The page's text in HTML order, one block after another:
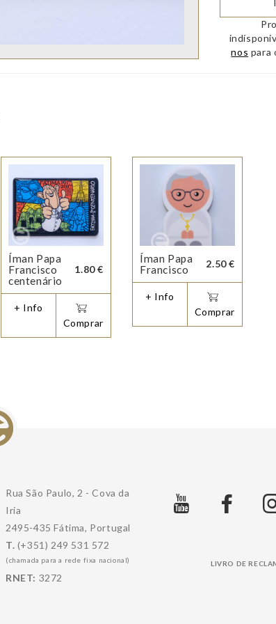
nos para
Íman Papa
Francisco
centenário
1.80 €
+ Info
Comprar
Íman Papa
Francisco
2.50 €
+ Info
Comprar
Rua São Paulo, 2 - Cova da
Iria
2495-435 Fátima, Portugal
T. (+351) 249 531 572
(chamada para a rede fixa nacional)
RNET: 3272
LIVRO DE